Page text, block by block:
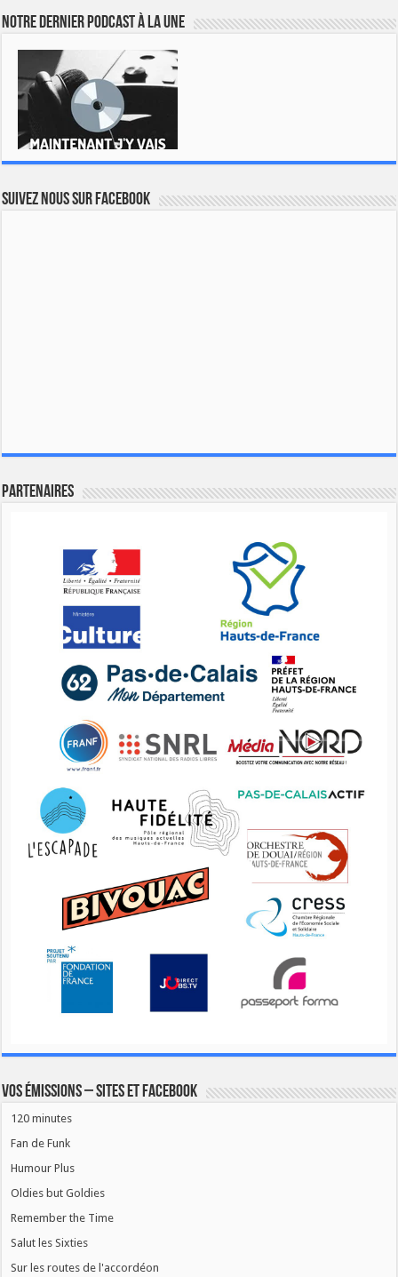
Notre dernier podcast à la une
Suivez nous sur Facebook
Partenaires
Vos émissions – Sites et Facebook
120 minutes
Fan de Funk
Humour Plus
Oldies but Goldies
Remember the Time
Salut les Sixties
Sur les routes de l'accordéon